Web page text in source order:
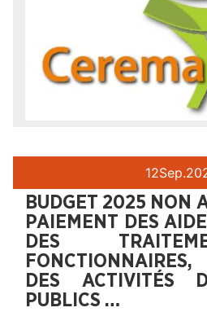
12Sep.
BUDGET 2025 NON
PAIEMENT DES
DES
DES ACTIVITÉS
PUBLICS …